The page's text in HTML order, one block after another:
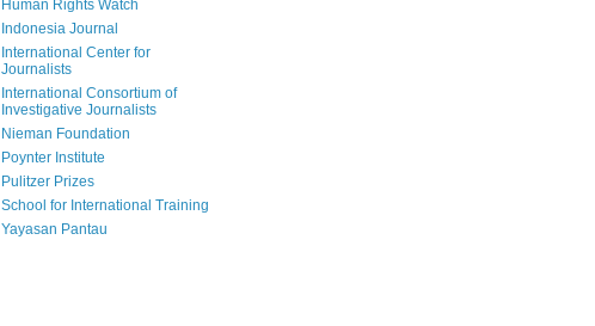
Human Rights Watch
Indonesia Journal
International Center for
Journalists
International Consortium of
Investigative Journalists
Nieman Foundation
Poynter Institute
Pulitzer Prizes
School for International Training
Yayasan Pantau